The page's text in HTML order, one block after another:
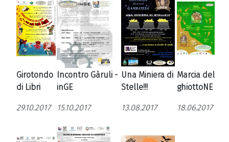
Girotondo
di Libri
29.10.2017
Incontro Gàruli -
inGE
15.10.2017
Una Miniera di
Stelle!!!
13.08.2017
Marcia del
ghiottoNE
18.06.2017